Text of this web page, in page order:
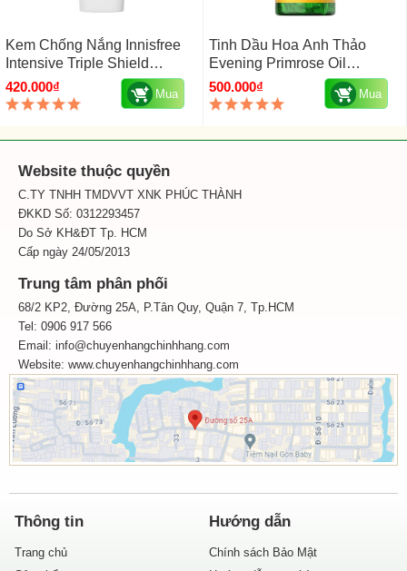
Kem Chống Nắng Innisfree
Intensive Triple Shield
Sunscreen SPF 50+ PA++++
50ml
420.000₫ Mua
Tinh Dầu Hoa Anh Thảo
Evening Primrose Oil
1300mg Puritan's Pride Mỹ
120 Viên
500.000₫ Mua
Website thuộc quyền
C.TY TNHH TMDVVT XNK PHÚC THÀNH
ĐKKD Số: 0312293457
Do Sở KH&ĐT Tp. HCM
Cấp ngày 24/05/2013
Trung tâm phân phối
68/2 KP2, Đường 25A, P.Tân Quy, Quận 7, Tp.HCM
Tel: 0906 917 566
Email: info@chuyenhangchinhhang.com
Website: www.chuyenhangchinhhang.com
Thông tin
Trang chủ
Hướng dẫn
Chính sách Bảo Mật